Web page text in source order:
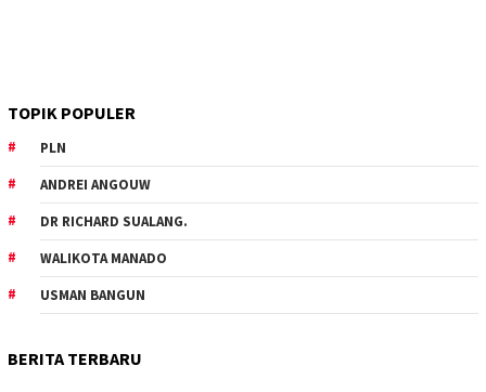
TOPIK POPULER
PLN
ANDREI ANGOUW
DR RICHARD SUALANG.
WALIKOTA MANADO
USMAN BANGUN
BERITA TERBARU